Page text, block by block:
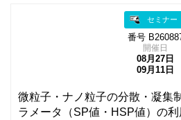
セミナー
番号
開催日
08月27日
09月11日
微粒子・ナノ粒子の分散・凝集
ラメータ（SP値・HSP値）の利